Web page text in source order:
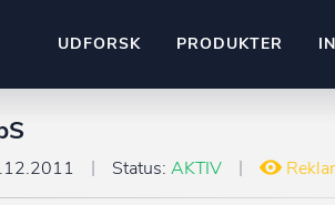
UDFORSK PRODUKTER
Insights
Status: AKTIV